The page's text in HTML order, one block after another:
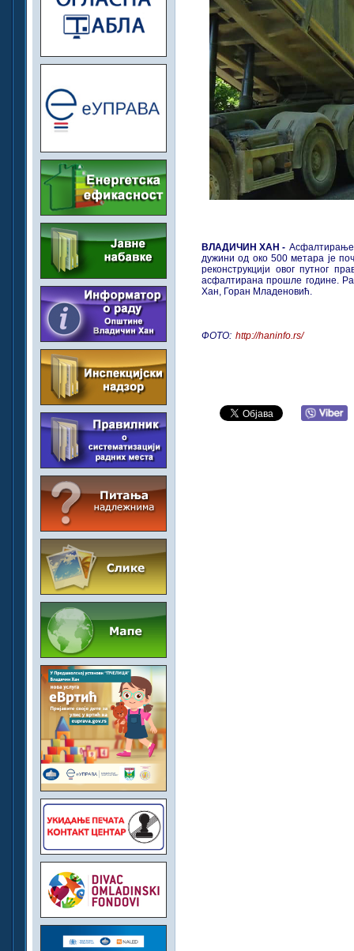
ВЛАДИЧИН ХАН - Асфалтирање
дужини од око 500 метара је
реконструкцији овог путног
асфалтирана прошле године.
Хан, Горан Младеновић.
ФОТО: http://haninfo.rs/